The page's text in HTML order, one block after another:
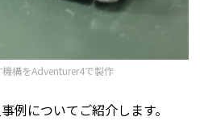
構をAdventurer4で製作
例についてご紹介します。